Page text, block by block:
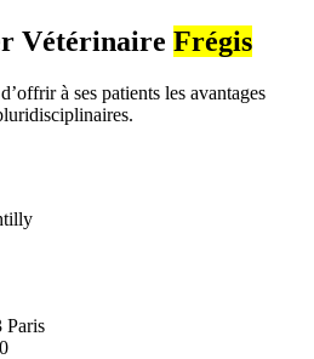
Vétérinaire Frégis
à ses patients les avantages
Paris